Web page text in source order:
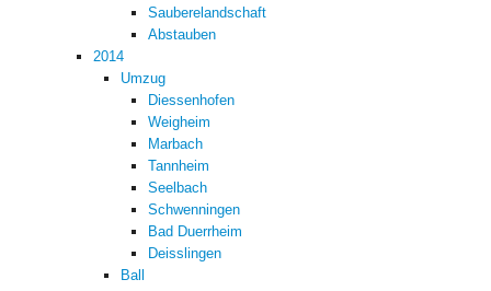
Sauberelandschaft
Abstauben
2014
Umzug
Diessenhofen
Weigheim
Marbach
Tannheim
Seelbach
Schwenningen
Bad Duerrheim
Deisslingen
Ball